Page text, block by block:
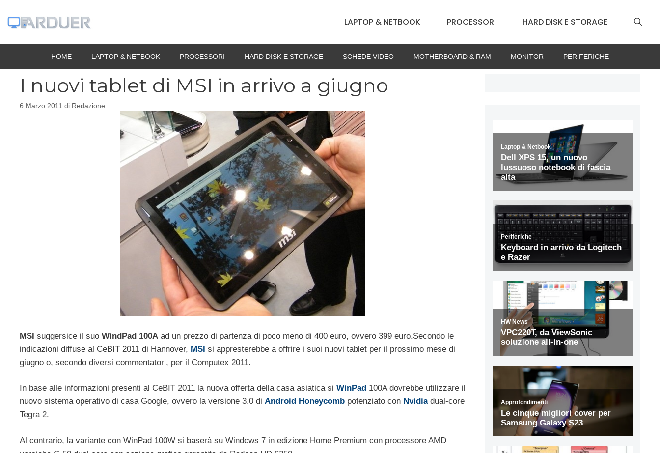
LAPTOP & NETBOOK PROCESSORI HARD DISK E STORAGE
HOME LAPTOP & NETBOOK PROCESSORI HARD DISK E STORAGE SCHEDE VIDEO MOTHERBOARD & RAM MONITOR PERIFERICHE
I nuovi tablet di MSI in arrivo a giugno
6 Marzo 2011 di Redazione
MSI suggersice il suo WindPad 100A ad un prezzo di partenza di poco meno di 400 euro, ovvero 399 euro.Secondo le
indicazioni diffuse al CeBIT 2011 di Hannover, MSI si appresterebbe a offrire i suoi nuovi tablet per il prossimo mese di
giugno o, secondo diversi commentatori, per il Computex 2011.
In base alle informazioni presenti al CeBIT 2011 la nuova offerta della casa asiatica si WinPad 100A dovrebbe utilizzare il
nuovo sistema operativo di casa Google, ovvero la versione 3.0 di Android Honeycomb potenziato con Nvidia dual-core
Tegra 2.
Al contrario, la variante con WinPad 100W si baserà su Windows 7 in edizione Home Premium con processore AMD